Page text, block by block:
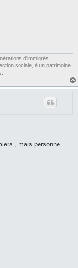
d'immigrés
sociale, à un patrimoine
, mais personne